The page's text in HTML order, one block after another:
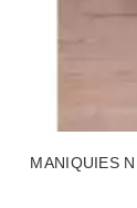
MANIQUIES